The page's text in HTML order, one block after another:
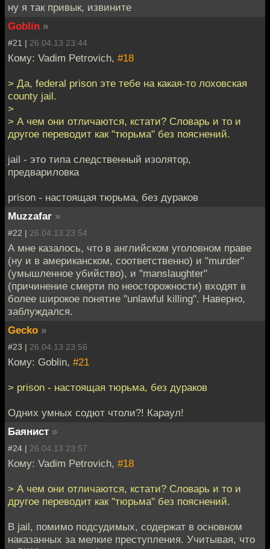
ну я так привык, извините
Goblin »
#21 | 26.04.13 23:44
Кому: Vadim Petrovich, #18
> Да, federal prison эте тебе на какая-то лоховская
county jail.
>
> А чем они отличаются, кстати? Словарь и то и
другое переводит как "тюрьма" без пояснений.
jail - это типа следственный изолятор,
предвариловка
prison - настоящая тюрьма, без дураков
Muzzafar »
#22 | 26.04.13 23:54
А мне казалось, что в английском уголовном праве
(ну и в американском, соответственно) и "murder"
(умышленное убийство), и "manslaughter"
(причинение смерти по неосторожности) входят в
более широкое понятие "unlawful killing". Наверно,
заблуждался.
Gecko »
#23 | 26.04.13 23:56
Кому: Goblin, #21
> prison - настоящая тюрьма, без дураков
Одних умных содют чтоли?! Караул!
Баянист »
#24 | 26.04.13 23:57
Кому: Vadim Petrovich, #18
> А чем они отличаются, кстати? Словарь и то и
другое переводит как "тюрьма" без пояснений.
В jail, помимо подсудимых, содержат в основном
наказанных за мелкие преступления. Учитывая, что